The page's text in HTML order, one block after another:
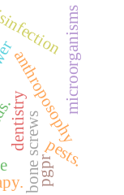
anthroposophy
dentistrybone screws
microorganisms
pests.
pgpr